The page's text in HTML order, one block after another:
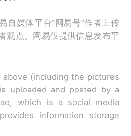
自媒体平台“网易号”作者上传
观点。网易仅提供信息发布平
(including the pictures
uploaded and posted by a
which is a social media
information storage